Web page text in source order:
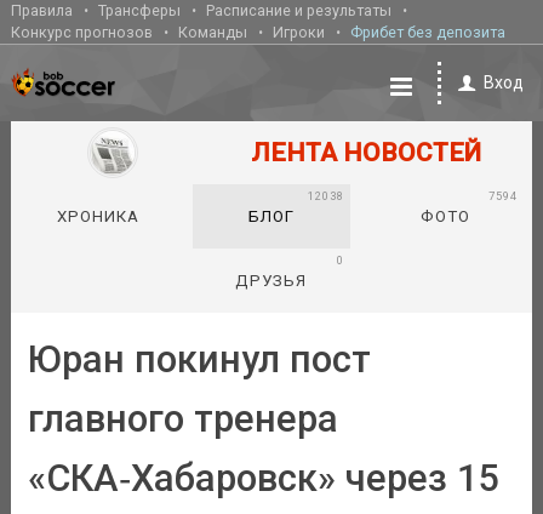
Правила Трансферы
Расписание и результаты
Конкурс прогнозов
Команды Игроки Фрибет без депозита
Вход
ЛЕНТА НОВОСТЕЙ
ХРОНИКА БЛОГ
12038
ФОТО
7594
ДРУЗЬЯ
0
Юран покинул пост
главного тренера
«СКА‑Хабаровск» через 15